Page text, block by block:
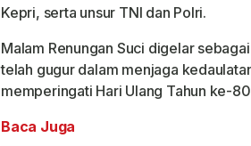
Kepri, serta unsur TNI dan Polri.
Malam Renungan Suci digelar
telah gugur dalam menjaga
memperingati Hari Ulang Tahun ke-
Baca Juga